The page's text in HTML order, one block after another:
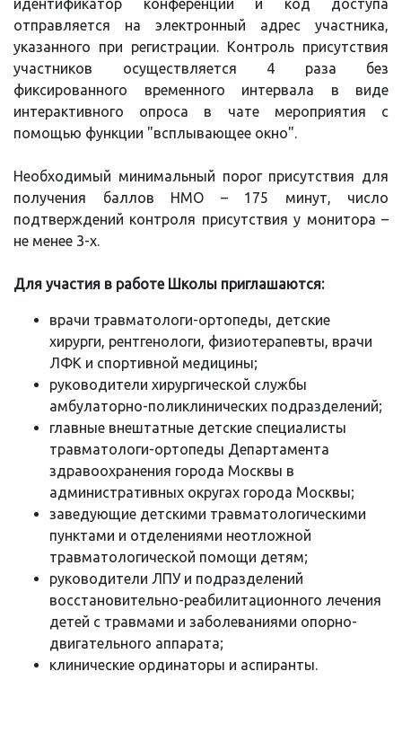
идентификатор конференции и код доступа
отправляется на электронный адрес участника,
указанного при регистрации. Контроль присутствия
участников осуществляется 4 раза без
фиксированного временного интервала в виде
интерактивного опроса в чате мероприятия с
помощью функции "всплывающее окно".
Необходимый минимальный порог присутствия для
получения баллов НМО – 175 минут, число
подтверждений контроля присутствия у монитора –
не менее 3-х.
Для участия в работе Школы приглашаются:
врачи травматологи-ортопеды, детские
хирурги, рентгенологи, физиотерапевты, врачи
ЛФК и спортивной медицины;
руководители хирургической службы
амбулаторно-поликлинических подразделений;
главные внештатные детские специалисты
травматологи-ортопеды Департамента
здравоохранения города Москвы в
административных округах города Москвы;
заведующие детскими травматологическими
пунктами и отделениями неотложной
травматологической помощи детям;
руководители ЛПУ и подразделений
восстановительно-реабилитационного лечения
детей с травмами и заболеваниями опорно-
двигательного аппарата;
клинические ординаторы и аспиранты.